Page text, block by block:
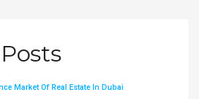
Market Of Real Estate In Dubai